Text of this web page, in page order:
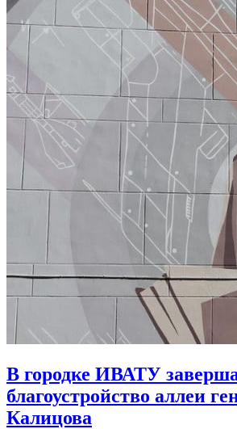
В городке ИВАТУ
благоустройство аллеи
Калицова